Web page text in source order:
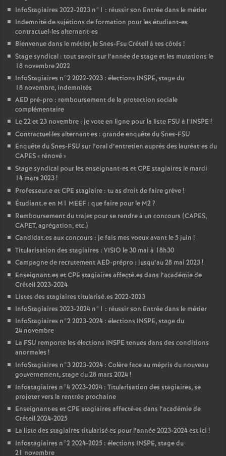
InfoStagiaires 2022-2023 n°1 : réussir son Entrée dans le métier
Indemnité de sujétions de formation pour les étudiant-es
contractuel-les alternant-es
Bienvenue dans le métier, le Snes-Fsu Créteil à tes côtés !
Stage syndical : tout savoir sur l’année de stage et les mutations le
18 novembre 2022
InfoStagiaires n°2 2022-2023 : élections INSPE, stage du
18 novembre, indemnités
AED pré-pro : remboursement de la protection sociale
complémentaire
Le 22 et 23 novembre : je vote en ligne pour la liste FSU à l’INSPE !
Contractuel·les alternant·es : grande enquête du Snes-FSU
Enquête du Snes-FSU sur l’oral d’entretien auprès des lauréat•es du
CAPES« rénové»
Stage syndical pour les enseignant-es etCPE stagiaires le mardi
14 mars 2023!
Professeur.e etCPE stagiaire : tu as droit de faire grève!
Étudiant.e en M1 MEEF : que faire pour le M2?
Remboursement du trajet pour se rendre à un concours (CAPES,
CAPET, agrégation, etc.)
Candidat.es aux concours : je fais mes voeux avant le 5 juin !
Titularisation des stagiaires : VISIO le 30 mai à 18h30
Campagne de recrutementAED-prépro : jusqu’au 28 mai 2023!
Enseignant.es etCPE stagiaires affecté.es dans l’académie de
Créteil 2023-2024
Listes des stagiaires titularisé.es 2022-2023
InfoStagiaires 2023-2024 n°1 : réussir son Entrée dans le métier
InfoStagiaires n°2 2023-2024 : élections INSPE, stage du
24 novembre
La FSU remporte les élections INSPE tenues dans des conditions
anormales !
InfoStagiaires n°3 2023-2024 : Colère face au mépris du nouveau
gouvernement, stage du 28 mars 2024!
Infostagiaires n°4 2023-2024 : Titularisation des stagiaires, se
projeter vers la rentrée prochaine
Enseignant·es etCPE stagiaires affecté·es dans l’académie de
Créteil 2024-2025
La liste des stagiaires titularisé·es pour l’année 2023-2024 est ici !
Infostagiaires n°2 2024-2025 : élections INSPE, stage du
21 novembre